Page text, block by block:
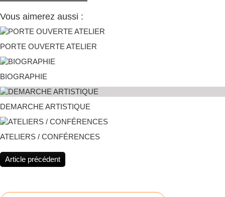
Vous aimerez aussi :
PORTE OUVERTE ATELIER
BIOGRAPHIE
DEMARCHE ARTISTIQUE
ATELIERS / CONFÉRENCES
Article précédent